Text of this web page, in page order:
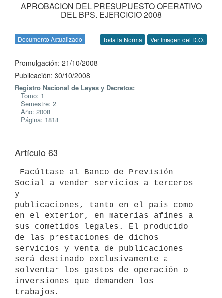
APROBACION DEL PRESUPUESTO OPERATIVO
DEL BPS. EJERCICIO 2008
Documento Actualizado Toda la Norma Ver Imagen del D.O.
Promulgación: 21/10/2008
Publicación: 30/10/2008
Registro Nacional de Leyes y Decretos:
Tomo: 1
Semestre: 2
Año: 2008
Página: 1818
Artículo 63
Social a vender servicios a terceros
y
publicaciones, tanto en el país como
en el exterior, en materias afines a
sus cometidos legales. El producido
de las prestaciones de dichos
servicios y venta de publicaciones
será destinado exclusivamente a
solventar los gastos de operación o
inversiones que demanden los
trabajos.